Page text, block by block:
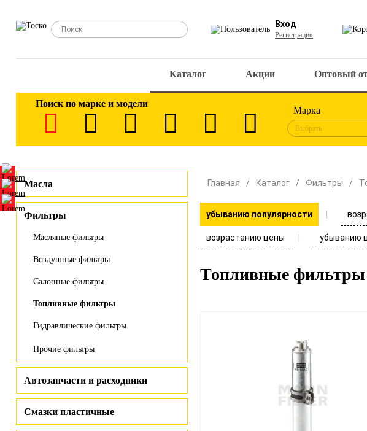
Вход
Регистрация
Каталог Акции Оптовый
Поиск по марке и модели
Марка
Выбрать
Масла
Фильтры
Масляные фильтры
Воздушные фильтры
Салонные фильтры
Топливные фильтры
Гидравлические фильтры
Прочие фильтры
Автозапчасти и расходники
Смазки пластичные
Главная Каталог Фильтры
убыванию популярности
возрастанию цены убыванию
Топливные фильтры